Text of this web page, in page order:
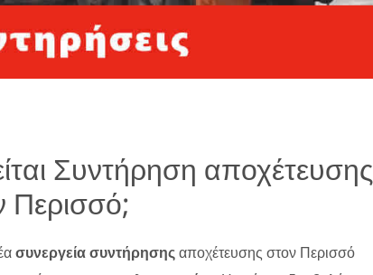
Συντήρηση αποχέτευσης
Περισσό;
συνεργεία συντήρησηςαποχέτευσης στον Περισσό